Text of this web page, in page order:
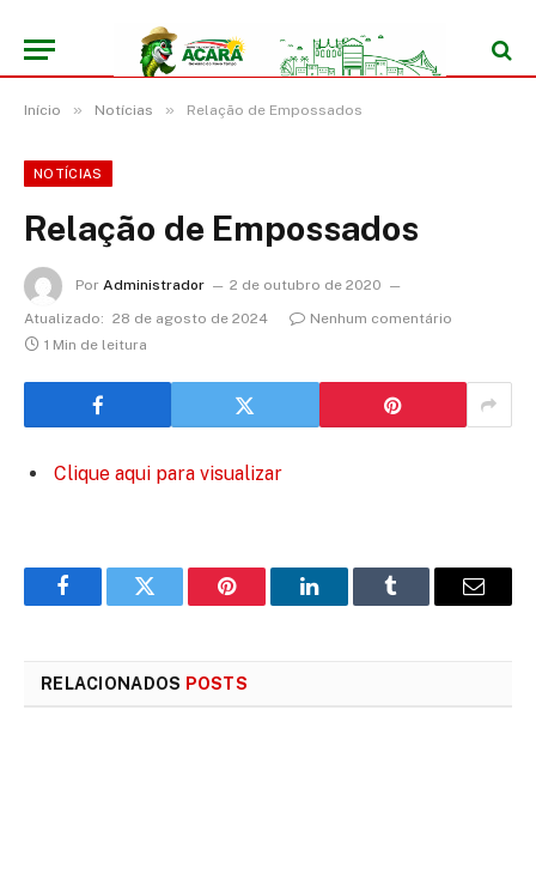
Início » Notícias » Relação de Empossados
NOTÍCIAS
Relação de Empossados
Por Administrador
2 de outubro de 2020
Atualizado: 28 de agosto de 2024
Nenhum comentário
1 Min de leitura
Clique aqui para visualizar
FacebookTwitter Pinterest LinkedInTumblr
E-
RELACIONADOS POSTS